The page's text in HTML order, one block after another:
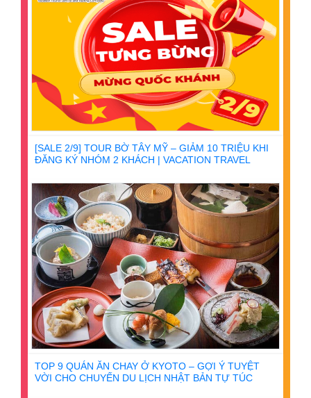
[SALE 2/9] TOUR BỜ TÂY MỸ – GIẢM 10 TRIỆU KHI
ĐĂNG KÝ NHÓM 2 KHÁCH | VACATION TRAVEL
TOP 9 QUÁN ĂN CHAY Ở KYOTO – GỢI Ý TUYỆT
VỜI CHO CHUYẾN DU LỊCH NHẬT BẢN TỰ TÚC